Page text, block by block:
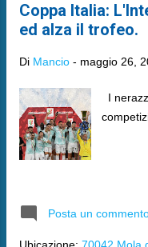
Coppa Italia:
ed alza il trofeo.
Di Mancio - maggio 26,
I
Posta un